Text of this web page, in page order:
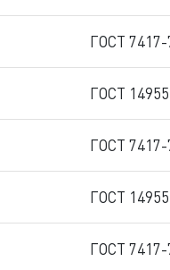
ГОСТ 7417-
ГОСТ
ГОСТ 7417-
ГОСТ
ГОСТ 7417-